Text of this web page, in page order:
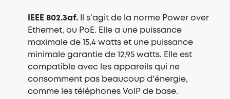
IEEE 802.3af.
Il s'agit de la norme Power over
Ethernet, ou PoE. Elle a une puissance
maximale de 15,4 watts et une puissance
minimale garantie de 12,95 watts. Elle est
compatible avec les appareils qui ne
consomment pas beaucoup d'énergie,
comme les téléphones VoIP de base.